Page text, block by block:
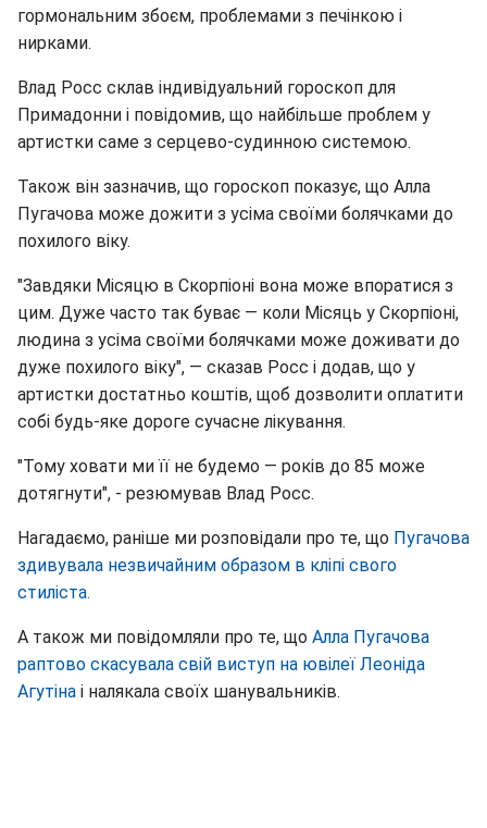
гормональним збоєм, проблемами з печінкою і
нирками.
Влад Росс склав індивідуальний гороскоп для
Примадонни і повідомив, що найбільше проблем у
артистки саме з серцево-судинною системою.
Також він зазначив, що гороскоп показує, що Алла
Пугачова може дожити з усіма своїми болячками до
похилого віку.
"Завдяки Місяцю в Скорпіоні вона може впоратися з
цим. Дуже часто так буває — коли Місяць у Скорпіоні,
людина з усіма своїми болячками може доживати до
дуже похилого віку", — сказав Росс і додав, що у
артистки достатньо коштів, щоб дозволити оплатити
собі будь-яке дороге сучасне лікування.
"Тому ховати ми її не будемо — років до 85 може
дотягнути", - резюмував Влад Росс.
Нагадаємо, раніше ми розповідали про те, що Пугачова
здивувала незвичайним образом в кліпі свого
стиліста.
А також ми повідомляли про те, що Алла Пугачова
раптово скасувала свій виступ на ювілеї Леоніда
Агутіна і налякала своїх шанувальників.